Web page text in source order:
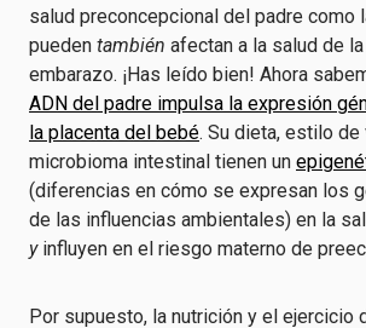
salud preconcepcional del padre como
pueden también afectan a la salud de
embarazo. ¡Has leído bien! Ahora
ADN del padre impulsa la expresión
la placenta del bebé. Su dieta, estilo de
microbioma intestinal tienen un
(diferencias en cómo se expresan los
de las influencias ambientales) en la
y influyen en el riesgo materno de
Por supuesto, la nutrición y el ejercicio